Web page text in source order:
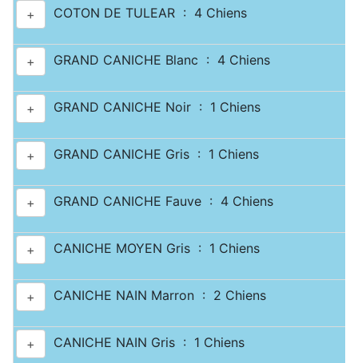
+ COTON DE TULEAR : 4 Chiens
+ GRAND CANICHE Blanc : 4 Chiens
+ GRAND CANICHE Noir : 1 Chiens
+ GRAND CANICHE Gris : 1 Chiens
+ GRAND CANICHE Fauve : 4 Chiens
+ CANICHE MOYEN Gris : 1 Chiens
+ CANICHE NAIN Marron : 2 Chiens
+ CANICHE NAIN Gris : 1 Chiens